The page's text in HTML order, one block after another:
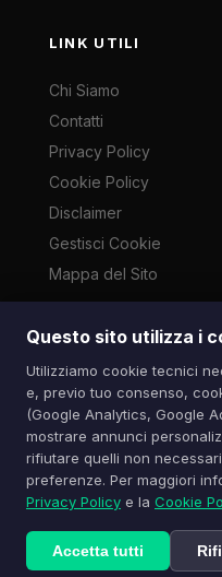
Questo sito utilizza i
Utilizziamo cookie tecnici
e, previo tuo consenso,
(Google Analytics, Google
mostrare annunci
rifiutare quelli non
preferenze. Per maggiori
Privacy Policy e la Cookie
Accetta tutti
LINK UTILI
Chi Siamo
Contatti
Privacy Policy
Cookie Policy
Disclaimer
Gestisci Cookie
Mappa del Sito
Le immagini presenti
cronaca ai sensi
© 2026 Spazio iTech